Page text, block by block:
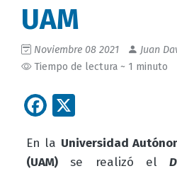
UAM
Noviembre 08 2021
Juan
Tiempo de lectura ~ 1 minuto
Facebook
En la Universidad
(UAM)se realizó el